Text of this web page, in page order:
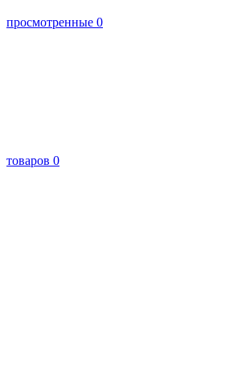
просмотренные 0
товаров 0